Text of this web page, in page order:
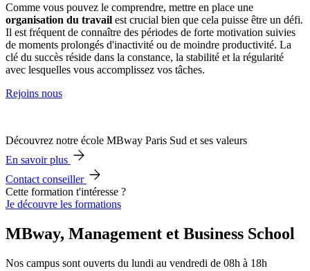
Comme vous pouvez le comprendre, mettre en place une
organisation du travail est crucial bien que cela puisse être un défi.
Il est fréquent de connaître des périodes de forte motivation suivies
de moments prolongés d'inactivité ou de moindre productivité. La
clé du succès réside dans la constance, la stabilité et la régularité
avec lesquelles vous accomplissez vos tâches.
Rejoins nous
Découvrez notre école MBway Paris Sud et ses valeurs
En savoir plus
Contact conseiller
Cette formation t'intéresse ?
Je découvre les formations
MBway, Management et Business School
Nos campus sont ouverts du lundi au vendredi de 08h à 18h